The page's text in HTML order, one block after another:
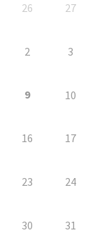
26 27
2 3
9 10
16 17
23 24
30 31